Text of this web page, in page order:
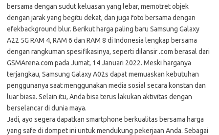
bersama dengan sudut keluasan yang lebar, memotret objek
dengan jarak yang begitu dekat, dan juga foto bersama dengan
efekbackground blur. Berikut harga paling baru Samsung Galaxy
A22 5G RAM 4, RAM 6 dan RAM 8 di Indonesia lengkap bersama
dengan rangkuman spesifikasinya, seperti dilansir .com berasal dari
GSMArena.com pada Jumat, 14 Januari 2022. Meski harganya
terjangkau, Samsung Galaxy A02s dapat memuaskan kebutuhan
penggunanya saat menggunakan media sosial secara konstan dan
luar biasa. Selain itu, Anda bisa terus lakukan aktivitas dengan
berselancar di dunia maya.
Jadi, ayo segera dapatkan smartphone berkualitas bersama harga
yang safe di dompet ini untuk mendukung pekerjaan Anda. Sebagai